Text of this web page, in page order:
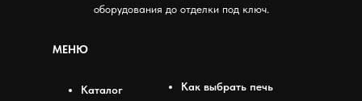
оборудования до отделки под ключ.
Каталог
Как выбрать печь
МЕНЮ